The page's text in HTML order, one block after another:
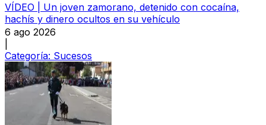
VÍDEO | Un joven zamorano, detenido con cocaína,
hachís y dinero ocultos en su vehículo
6 ago 2026
Categoría: Sucesos